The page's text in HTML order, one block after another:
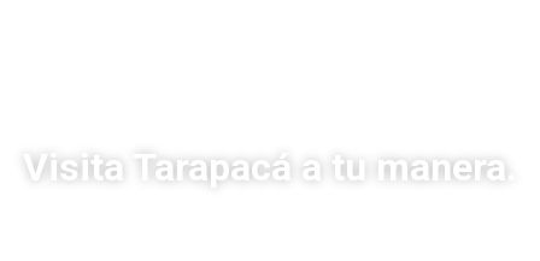
Visita Tarapacá a tu manera.